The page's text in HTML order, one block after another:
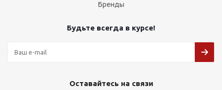
Бренды
Будьте всегда в курсе!
Оставайтесь на связи